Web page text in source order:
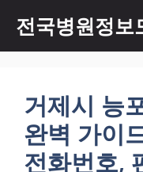
츠
전국병원정보
거제시 능
완벽 가이
전화번호,